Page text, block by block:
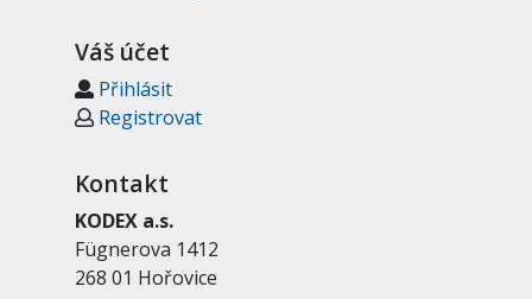
Váš účet
Přihlásit
Registrovat
Kontakt
KODEX a.s.
Fügnerova 1412
268 01 Hořovice